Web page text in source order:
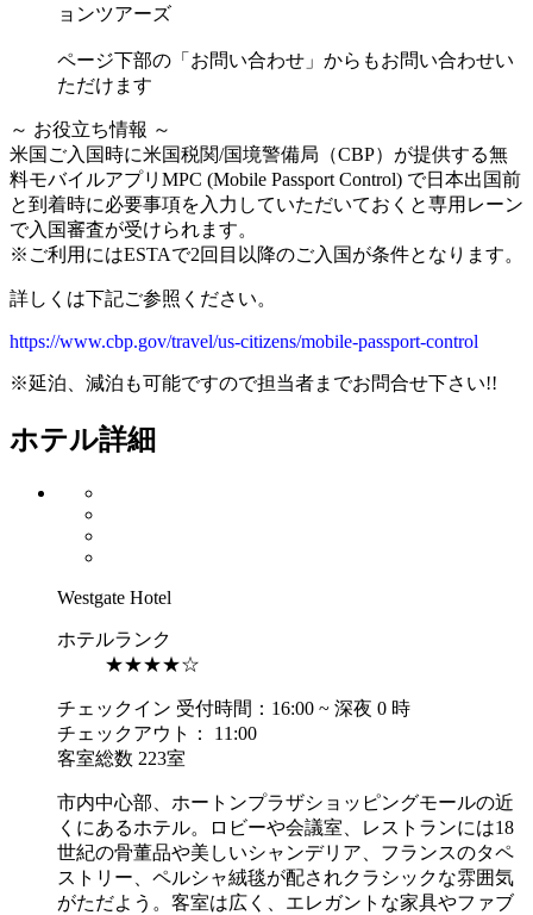
ョンツアーズ
ページ下部の「お問い合わせ」からもお問い合わせい
ただけます
～ お役立ち情報 ～
米国ご入国時に米国税関/国境警備局（CBP）が提供する無
料モバイルアプリMPC (Mobile Passport Control) で日本出国前
と到着時に必要事項を入力していただいておくと専用レーン
で入国審査が受けられます。
※ご利用にはESTAで2回目以降のご入国が条件となります。
詳しくは下記ご参照ください。
https://www.cbp.gov/travel/us-citizens/mobile-passport-control
※延泊、減泊も可能ですので担当者までお問合せ下さい!!
ホテル詳細
Westgate Hotel
ホテルランク
★★★★☆
チェックイン 受付時間：16:00 ~ 深夜 0 時
チェックアウト： 11:00
客室総数 223室
市内中心部、ホートンプラザショッピングモールの近
くにあるホテル。ロビーや会議室、レストランには18
世紀の骨董品や美しいシャンデリア、フランスのタペ
ストリー、ペルシャ絨毯が配されクラシックな雰囲気
がただよう。客室は広く、エレガントな家具やファブ